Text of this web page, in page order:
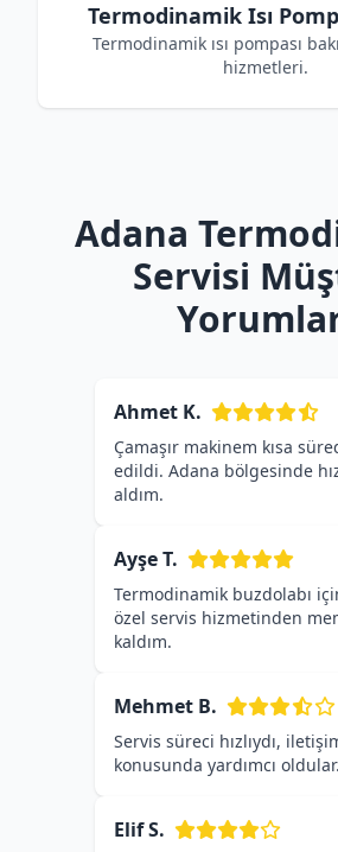
Termodinamik Isı
Termodinamik ısı pompası
hizmetleri.
Adana
Servisi
Ahmet K.
Çamaşır makinem kısa
edildi. Adana bölgesinde
aldım.
Ayşe T.
Termodinamik buzdolabı
özel servis hizmetinden
kaldım.
Mehmet B.
Servis süreci hızlıydı,
konusunda yardımcı oldular.
Elif S.